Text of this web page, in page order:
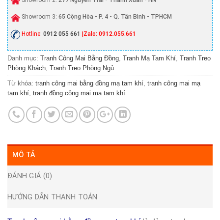
Showroom 3: 65 Cộng Hòa - P. 4 - Q. Tân Bình - TPHCM
Hotline: 0912 055 661 |Zalo: 0912.055.661
Danh mục: Tranh Công Mai Bằng Đồng Tranh Mạ Tam Khí Tranh Treo
Phòng Khách Tranh Treo Phòng Ngủ
Từ khóa: tranh công mai bằng đồng mạ tam khí tranh công mai mạ
tam khí tranh đồng công mai mạ tam khí
MÔ TẢ
ĐÁNH GIÁ (0)
HƯỚNG DẪN THANH TOÁN